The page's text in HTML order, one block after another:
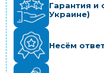
Гарантия и
Украине)
Несём